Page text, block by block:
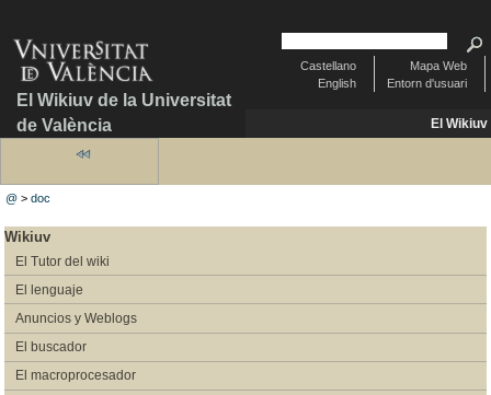
El Wikiuv de la Universitat
de València
Mapa Web
Entorn d'usuari
Castellano
English
El Wikiuv
@ >doc
Wikiuv
El Tutor del wiki
El lenguaje
Anuncios y Weblogs
El buscador
El macroprocesador